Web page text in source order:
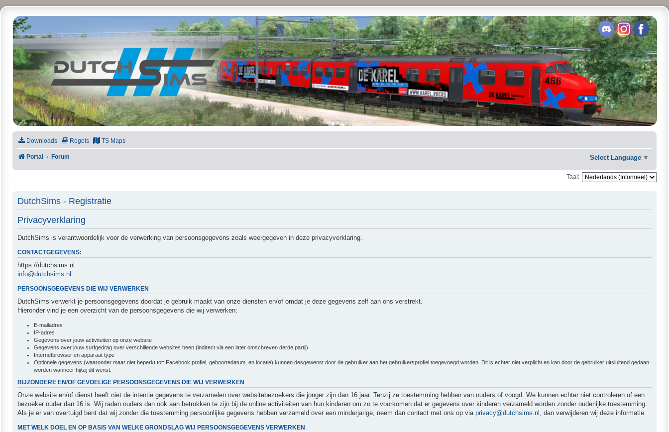
DutchSims
Downloads Regels TS Maps
Portal Forum Select Language ▼
Taal:
DutchSims - Registratie
Privacyverklaring
DutchSims is verantwoordelijk voor de verwerking van persoonsgegevens zoals weergegeven in deze privacyverklaring.
CONTACTGEGEVENS:
https://dutchsims.nl
info@dutchsims.nl
PERSOONSGEGEVENS DIE WIJ VERWERKEN
DutchSims verwerkt je persoonsgegevens doordat je gebruik maakt van onze diensten en/of omdat je deze gegevens zelf aan ons verstrekt.
Hieronder vind je een overzicht van de persoonsgegevens die wij verwerken:
E-mailadres
IP-adres
Gegevens over jouw activiteiten op onze website
Gegevens over jouw surfgedrag over verschillende websites heen (indirect via een later omschreven derde partij)
Internetbrowser en apparaat type
Optionele gegevens (waaronder maar niet beperkt tot: Facebook profiel, geboortedatum, en locatie) kunnen desgewenst door de gebruiker aan het gebruikersprofiel toegevoegd worden. Dit is echter niet verplicht en kan door de gebruiker uitsluitend gedaan
worden wanneer hij/zij dit wenst.
BIJZONDERE EN/OF GEVOELIGE PERSOONSGEGEVENS DIE WIJ VERWERKEN
Onze website en/of dienst heeft niet de intentie gegevens te verzamelen over websitebezoekers die jonger zijn dan 16 jaar. Tenzij ze toestemming hebben van ouders of voogd. We kunnen echter niet controleren of een
bezoeker ouder dan 16 is. Wij raden ouders dan ook aan betrokken te zijn bij de online activiteiten van hun kinderen om zo te voorkomen dat er gegevens over kinderen verzameld worden zonder ouderlijke toestemming.
Als je er van overtuigd bent dat wij zonder die toestemming persoonlijke gegevens hebben verzameld over een minderjarige, neem dan contact met ons op via privacy@dutchsims.nl , dan verwijderen wij deze informatie.
MET WELK DOEL EN OP BASIS VAN WELKE GRONDSLAG WIJ PERSOONSGEGEVENS VERWERKEN